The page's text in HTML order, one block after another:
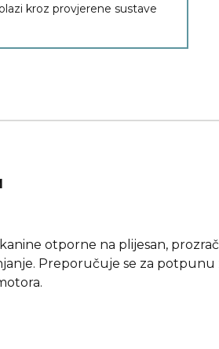
kroz provjerene sustave
otpornе na plijesan,
Preporučuje se za potpunu